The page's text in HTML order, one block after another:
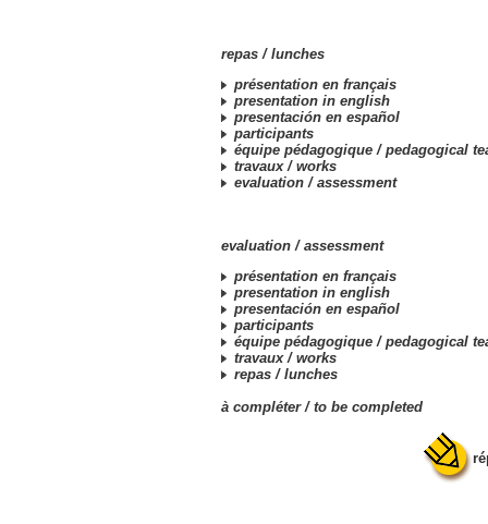
repas / lunches
présentation en français
presentation in english
presentación en español
participants
équipe pédagogique / pedagogical
travaux / works
evaluation / assessment
evaluation / assessment
présentation en français
presentation in english
presentación en español
participants
équipe pédagogique / pedagogical
travaux / works
repas / lunches
à compléter / to be completed